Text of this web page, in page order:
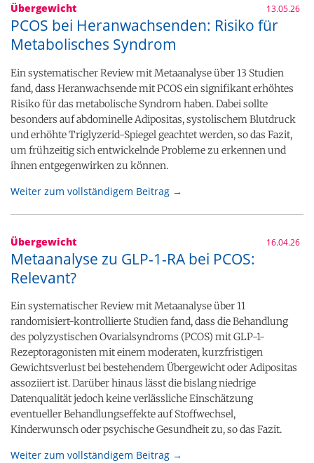
Übergewicht 13.05.26
PCOS bei Heranwachsenden: Risiko für
Metabolisches Syndrom
Ein systematischer Review mit Metaanalyse über 13 Studien
fand, dass Heranwachsende mit PCOS ein signifikant erhöhtes
Risiko für das metabolische Syndrom haben. Dabei sollte
besonders auf abdominelle Adipositas, systolischem Blutdruck
und erhöhte Triglyzerid-Spiegel geachtet werden, so das Fazit,
um frühzeitig sich entwickelnde Probleme zu erkennen und
ihnen entgegenwirken zu können.
Weiter zum vollständigem Beitrag →
Übergewicht 16.04.26
Metaanalyse zu GLP-1-RA bei PCOS:
Relevant?
Ein systematischer Review mit Metaanalyse über 11
randomisiert-kontrollierte Studien fand, dass die Behandlung
des polyzystischen Ovarialsyndroms (PCOS) mit GLP-1-
Rezeptoragonisten mit einem moderaten, kurzfristigen
Gewichtsverlust bei bestehendem Übergewicht oder Adipositas
assoziiert ist. Darüber hinaus lässt die bislang niedrige
Datenqualität jedoch keine verlässliche Einschätzung
eventueller Behandlungseffekte auf Stoffwechsel,
Kinderwunsch oder psychische Gesundheit zu, so das Fazit.
Weiter zum vollständigem Beitrag →